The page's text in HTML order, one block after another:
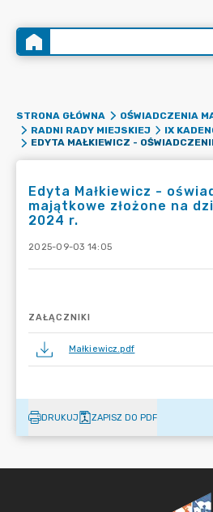
STRONA GŁÓWNA
OŚWIADCZENIA
RADNI RADY MIEJSKIEJ
IX
Edyta Małkiewicz -
majątkowe złożone na
2024 r.
2025-09-03 14:05
ZAŁĄCZNIKI
Małkiewicz.pdf
DRUKUJ ZAPISZ DO PDF